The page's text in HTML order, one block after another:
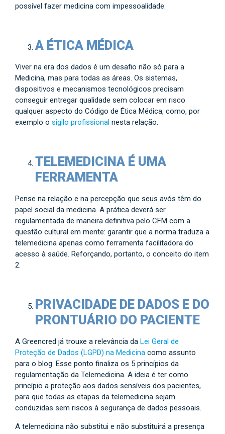
possível fazer medicina com impessoalidade.
A ÉTICA MÉDICA
Viver na era dos dados é um desafio não só para a
Medicina, mas para todas as áreas. Os sistemas,
dispositivos e mecanismos tecnológicos precisam
conseguir entregar qualidade sem colocar em risco
qualquer aspecto do Código de Ética Médica, como, por
exemplo o sigilo profissional nesta relação.
TELEMEDICINA É UMA
FERRAMENTA
Pense na relação e na percepção que seus avós têm do
papel social da medicina. A prática deverá ser
regulamentada de maneira definitiva pelo CFM com a
questão cultural em mente: garantir que a norma traduza a
telemedicina apenas como ferramenta facilitadora do
acesso à saúde. Reforçando, portanto, o conceito do item
2.
PRIVACIDADE DE DADOS E DO
PRONTUÁRIO DO PACIENTE
A Greencred já trouxe a relevância da Lei Geral de
Proteção de Dados (LGPD) na Medicina como assunto
para o blog. Esse ponto finaliza os 5 princípios da
regulamentação da Telemedicina. A ideia é ter como
princípio a proteção aos dados sensíveis dos pacientes,
para que todas as etapas da telemedicina sejam
conduzidas sem riscos à segurança de dados pessoais.
A telemedicina não substitui e não substituirá a presença